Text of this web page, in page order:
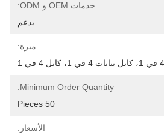
خدمات OEM و ODM:
يدعم
ميزة:
Minimum Order Quantity:
50 Pieces
الأسعار: